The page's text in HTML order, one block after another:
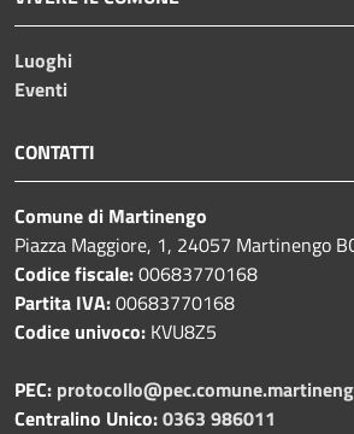
Luoghi
Eventi
CONTATTI
Comune di Martinengo
Piazza Maggiore, 1, 24057 Martinengo
Codice fiscale:00683770168
Partita IVA:00683770168
Codice univoco: KVU8Z5
PEC:
Centralino Unico:0363 986011